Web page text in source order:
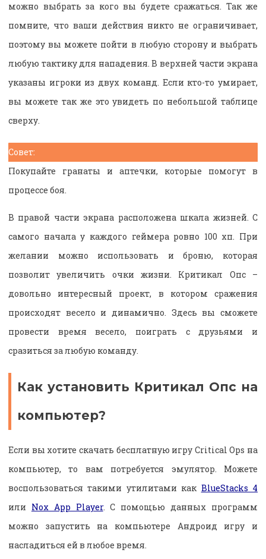
можно выбрать за кого вы будете сражаться. Так же
помните, что ваши действия никто не ограничивает,
поэтому вы можете пойти в любую сторону и выбрать
любую тактику для нападения. В верхней части экрана
указаны игроки из двух команд. Если кто-то умирает,
вы можете так же это увидеть по небольшой таблице
сверху.
Совет:
Покупайте гранаты и аптечки, которые помогут в
процессе боя.
В правой части экрана расположена шкала жизней. С
самого начала у каждого геймера ровно 100 хп. При
желании можно использовать и броню, которая
позволит увеличить очки жизни. Критикал Опс –
довольно интересный проект, в котором сражения
происходят весело и динамично. Здесь вы сможете
провести время весело, поиграть с друзьями и
сразиться за любую команду.
Как установить Критикал Опс на
компьютер?
Если вы хотите скачать бесплатную игру Critical Ops на
компьютер, то вам потребуется эмулятор. Можете
воспользоваться такими утилитами как BlueStacks 4
или Nox App Player. С помощью данных программ
можно запустить на компьютере Андроид игру и
насладиться ей в любое время.